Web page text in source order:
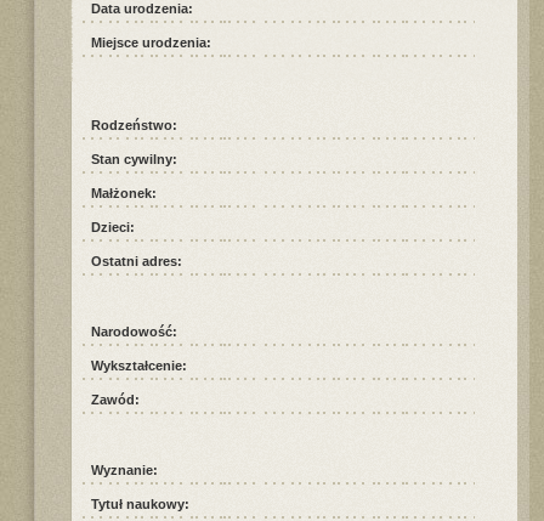
Data urodzenia:
Miejsce urodzenia:
Rodzeństwo:
Stan cywilny:
Małżonek:
Dzieci:
Ostatni adres:
Narodowość:
Wykształcenie:
Zawód:
Wyznanie:
Tytuł naukowy: